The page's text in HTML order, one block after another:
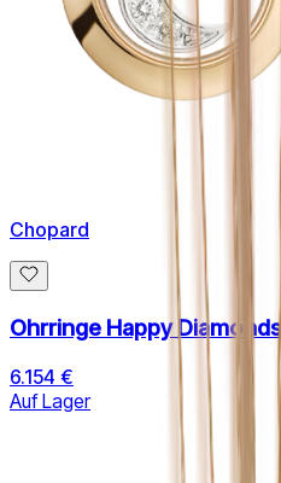
Chopard
Ohrringe Happy Diamonds
6.154 €
Auf Lager